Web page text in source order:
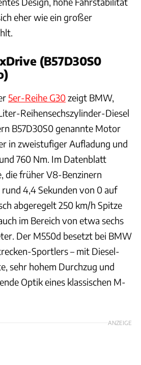
eher wie ein großer
(B57D30S0
5er-Reihe G30zeigt BMW,
Reihensechszylinder-Diesel
B57D30S0 genannte Motor
in zweistufiger Aufladung und
760 Nm. Im Datenblatt
die früher V8-Benzinern
4,4 Sekunden von 0 auf
abgeregelt 250 km/h Spitze
im Bereich von etwa sechs
Der M550d besetzt bei BMW
Sportlers – mit Diesel-
sehr hohem Durchzug und
Optik eines klassischen M-
ANZEIGE